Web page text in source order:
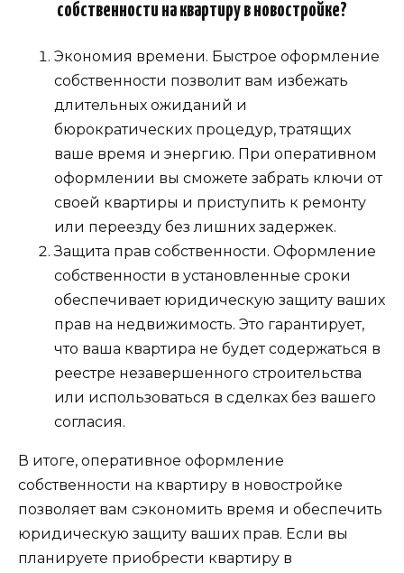
собственности на квартиру в новостройке?
Экономия времени. Быстрое оформление
собственности позволит вам избежать
длительных ожиданий и
бюрократических процедур, тратящих
ваше время и энергию. При оперативном
оформлении вы сможете забрать ключи от
своей квартиры и приступить к ремонту
или переезду без лишних задержек.
Защита прав собственности. Оформление
собственности в установленные сроки
обеспечивает юридическую защиту ваших
прав на недвижимость. Это гарантирует,
что ваша квартира не будет содержаться в
реестре незавершенного строительства
или использоваться в сделках без вашего
согласия.
В итоге, оперативное оформление
собственности на квартиру в новостройке
позволяет вам сэкономить время и обеспечить
юридическую защиту ваших прав. Если вы
планируете приобрести квартиру в